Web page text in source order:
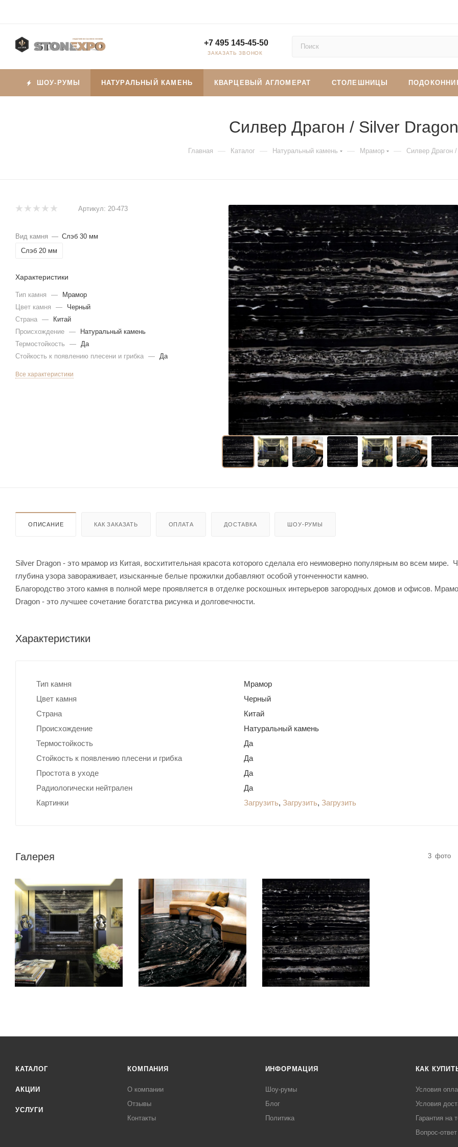
+7 495 145-45-50
ЗАКАЗАТЬ ЗВОНОК
ШОУ-РУМЫ НАТУРАЛЬНЫЙ КАМЕНЬ КВАРЦЕВЫЙ АГЛОМЕРАТ СТОЛЕШНИЦЫ
Силвер Драгон / Silver Dragon
Главная — Каталог — Натуральный камень — Мрамор — Силвер Драгон
Артикул: 20-473
Вид камня — Слэб 30 мм
Слэб 20 мм
Характеристики
Тип камня —
Мрамор
Цвет камня
—
Черный
Страна —
Китай
Происхождение —
Натуральный камень
Термостойкость
—
Да
Стойкость к появлению плесени и грибка — Да
Все характеристики
ОПИСАНИЕ КАК ЗАКАЗАТЬ ОПЛАТА ДОСТАВКА ШОУ-РУМЫ
Silver Dragon - это мрамор из Китая, восхитительная красота которого сделала его неимоверно популярным во всем мире.
глубина узора завораживает, изысканные белые прожилки добавляют особой утонченности камню.
Благородство этого камня в полной мере проявляется в отделке роскошных интерьеров загородных домов и офисов.
Dragon - это лучшее сочетание богатства рисунка и долговечности.
Характеристики
Тип камня
Мрамор
Цвет камня
Черный
Страна
Китай
Происхождение
Натуральный камень
Термостойкость
Да
Стойкость к появлению плесени и грибка
Да
Простота в уходе
Да
Радиологически нейтрален
Да
Картинки
Загрузить, Загрузить, Загрузить
Галерея 3 фото
КАТАЛОГ
АКЦИИ
УСЛУГИ
КОМПАНИЯ
О компании
Отзывы
Контакты
ИНФОРМАЦИЯ
Шоу-румы
Блог
Политика
КАК
Условия
Условия
Гарантия на
Вопрос-ответ